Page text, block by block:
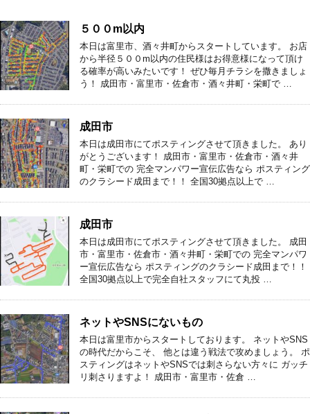
５００m以内
本日は富里市、酒々井町からスタートしています。 お店
から半径５００m以内の住民様はお得意様になって頂け
る確率が高いみたいです！ ぜひ毎月チラシを撒きましょ
う！ 成田市・富里市・佐倉市・酒々井町・栄町で …
成田市
本日は成田市にてポスティングさせて頂きました。 あり
がとうございます！ 成田市・富里市・佐倉市・酒々井
町・栄町での 完全マンパワー宣伝広告なら ポスティング
のクラシード成田まで！！ 全国30拠点以上で …
成田市
本日は成田市にてポスティングさせて頂きました。 成田
市・富里市・佐倉市・酒々井町・栄町での 完全マンパワ
ー宣伝広告なら ポスティングのクラシード成田まで！！
全国30拠点以上で完全自社スタッフにて丸投 …
ネットやSNSにないもの
本日は富里市からスタートしております。 ネットやSNS
の時代だからこそ、 他とは違う戦法で攻めましょう。 ポ
スティングはネットやSNSでは刺さらない方々に ガッチ
リ刺さりますよ！ 成田市・富里市・佐倉 …